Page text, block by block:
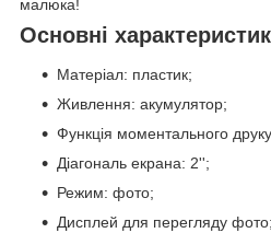
малюка!
Основні
Матеріал: пластик;
Живлення: акумулятор;
Функція моментального
Діагональ екрана: 2'';
Режим: фото;
Дисплей для перегляду фото;